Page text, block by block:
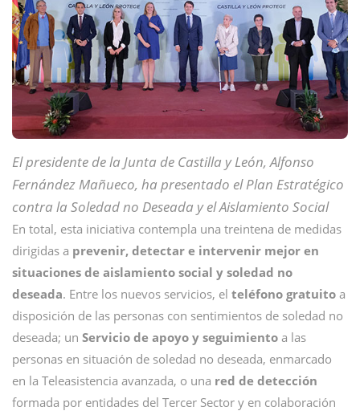
El presidente de la Junta de Castilla y León, Alfonso
Fernández Mañueco, ha presentado el Plan Estratégico
contra la Soledad no Deseada y el Aislamiento Social
En total, esta iniciativa contempla una treintena de medidas
dirigidas a prevenir, detectar e intervenir mejor en
situaciones de aislamiento social y soledad no
deseada. Entre los nuevos servicios, el teléfono gratuito a
disposición de las personas con sentimientos de soledad no
deseada; un Servicio de apoyo y seguimiento a las
personas en situación de soledad no deseada, enmarcado
en la Teleasistencia avanzada, o una red de detección
formada por entidades del Tercer Sector y en colaboración